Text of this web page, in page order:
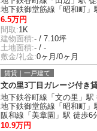
地下鉄御堂筋線「昭和町」
6.5万円
間取:1K
建物面積:- / 7.10坪
土地面積:- / -
敷金/礼金:0ヶ月/0ヶ月
賃貸｜一戸建て
文の里3丁目ガレージ付き
地下鉄谷町線「文の里」駅
地下鉄御堂筋線「昭和町」
阪和線「美章園」駅 徒歩6
10.9万円